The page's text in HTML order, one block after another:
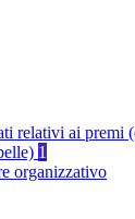
relativi ai premi
1
organizzativo